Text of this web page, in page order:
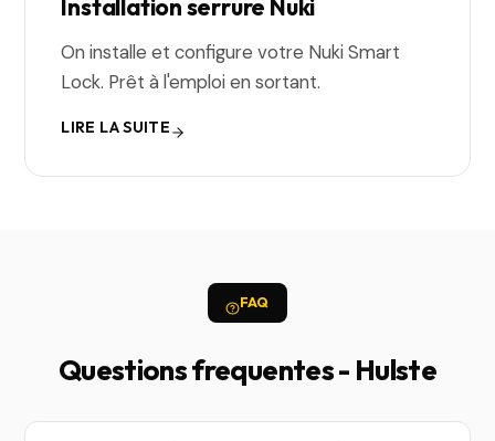
Installation serrure Nuki
On installe et configure votre Nuki Smart
Lock. Prêt à l'emploi en sortant.
LIRE LA SUITE
FAQ
Questions frequentes - Hulste